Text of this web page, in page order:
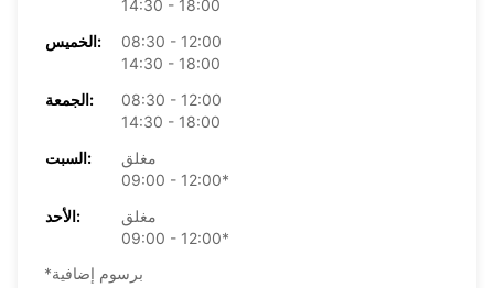
14:30 - 18:00
الخميس:
08:30 - 12:00
14:30 - 18:00
الجمعة:
08:30 - 12:00
14:30 - 18:00
السبت:
مغلق
09:00 - 12:00*
الأحد:
مغلق
09:00 - 12:00*
*برسوم إضافية